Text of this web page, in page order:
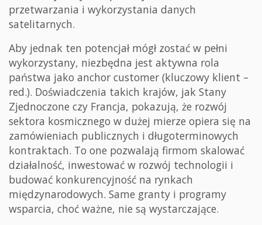
przetwarzania i wykorzystania danych
satelitarnych.
Aby jednak ten potencjał mógł zostać w pełni
wykorzystany, niezbędna jest aktywna rola
państwa jako anchor customer (kluczowy klient –
red.). Doświadczenia takich krajów, jak Stany
Zjednoczone czy Francja, pokazują, że rozwój
sektora kosmicznego w dużej mierze opiera się na
zamówieniach publicznych i długoterminowych
kontraktach. To one pozwalają firmom skalować
działalność, inwestować w rozwój technologii i
budować konkurencyjność na rynkach
międzynarodowych. Same granty i programy
wsparcia, choć ważne, nie są wystarczające.